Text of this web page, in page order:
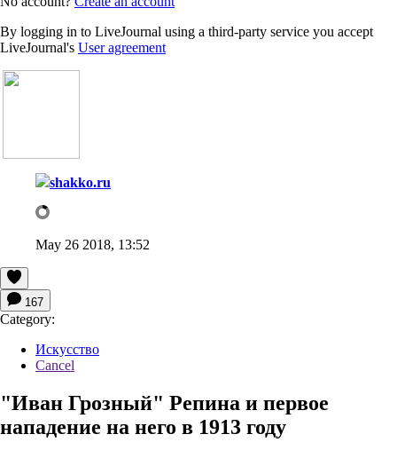
By logging in to LiveJournal using a third-party service you accept
LiveJournal's User agreement
shakko.ru
May 26 2018, 13:52
167
Category:
Искусство
Cancel
"Иван Грозный" Репина и первое
нападение на него в 1913 году